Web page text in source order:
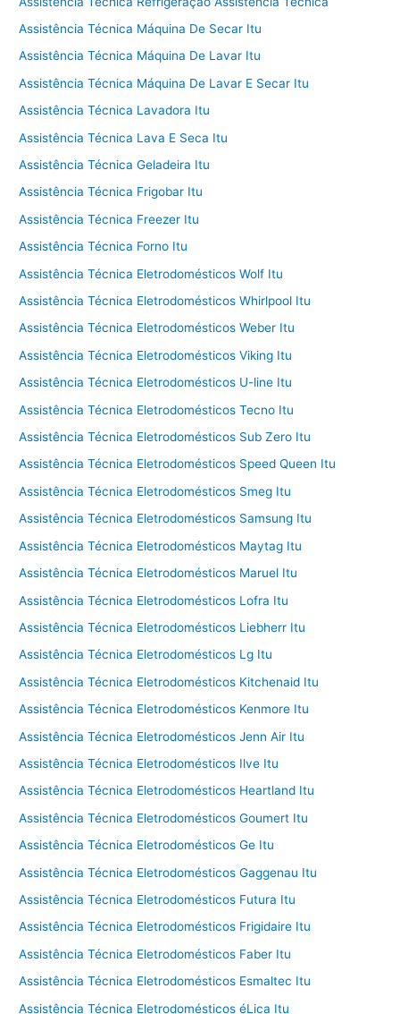
Assistência Técnica Máquina De Secar Itu
Assistência Técnica Máquina De Lavar Itu
Assistência Técnica Máquina De Lavar E Secar Itu
Assistência Técnica Lavadora Itu
Assistência Técnica Lava E Seca Itu
Assistência Técnica Geladeira Itu
Assistência Técnica Frigobar Itu
Assistência Técnica Freezer Itu
Assistência Técnica Forno Itu
Assistência Técnica Eletrodomésticos Wolf Itu
Assistência Técnica Eletrodomésticos Whirlpool Itu
Assistência Técnica Eletrodomésticos Weber Itu
Assistência Técnica Eletrodomésticos Viking Itu
Assistência Técnica Eletrodomésticos U-line Itu
Assistência Técnica Eletrodomésticos Tecno Itu
Assistência Técnica Eletrodomésticos Sub Zero Itu
Assistência Técnica Eletrodomésticos Speed Queen Itu
Assistência Técnica Eletrodomésticos Smeg Itu
Assistência Técnica Eletrodomésticos Samsung Itu
Assistência Técnica Eletrodomésticos Maytag Itu
Assistência Técnica Eletrodomésticos Maruel Itu
Assistência Técnica Eletrodomésticos Lofra Itu
Assistência Técnica Eletrodomésticos Liebherr Itu
Assistência Técnica Eletrodomésticos Lg Itu
Assistência Técnica Eletrodomésticos Kitchenaid Itu
Assistência Técnica Eletrodomésticos Kenmore Itu
Assistência Técnica Eletrodomésticos Jenn Air Itu
Assistência Técnica Eletrodomésticos Ilve Itu
Assistência Técnica Eletrodomésticos Heartland Itu
Assistência Técnica Eletrodomésticos Goumert Itu
Assistência Técnica Eletrodomésticos Ge Itu
Assistência Técnica Eletrodomésticos Gaggenau Itu
Assistência Técnica Eletrodomésticos Futura Itu
Assistência Técnica Eletrodomésticos Frigidaire Itu
Assistência Técnica Eletrodomésticos Faber Itu
Assistência Técnica Eletrodomésticos Esmaltec Itu
Assistência Técnica Eletrodomésticos éLica Itu